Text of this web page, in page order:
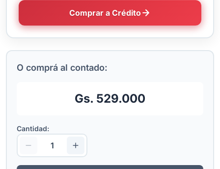
Comprar a Crédito
O comprá al contado:
Gs. 529.000
Cantidad: